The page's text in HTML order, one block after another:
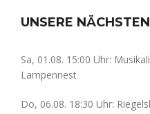
UNSERE
Sa, 01.08. 15:00 Uhr:
Lampennest
Do, 06.08. 18:30 Uhr: